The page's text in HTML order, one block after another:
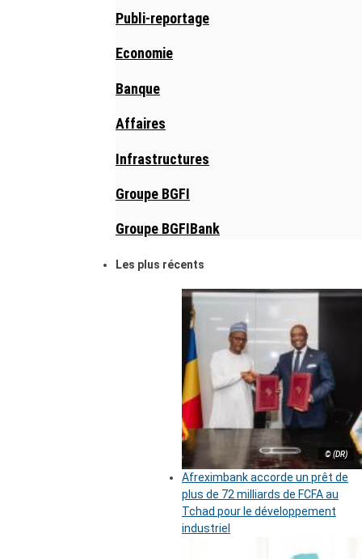
Publi-reportage
Economie
Banque
Affaires
Infrastructures
Groupe BGFI
Groupe BGFIBank
Les plus récents
© (DR)
Afreximbank accorde un prêt de
plus de 72 milliards de FCFA au
Tchad pour le développement
industriel